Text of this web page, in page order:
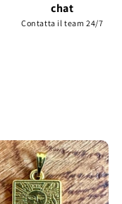
chat
Contatta il team 24/7